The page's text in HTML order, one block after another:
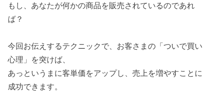
もし、あなたが何かの商品を販売されているのであれ
ば？
今回お伝えするテクニックで、お客さまの「ついで買い
心理」を突けば、
あっというまに客単価をアップし、売上を増やすことに
成功できます。